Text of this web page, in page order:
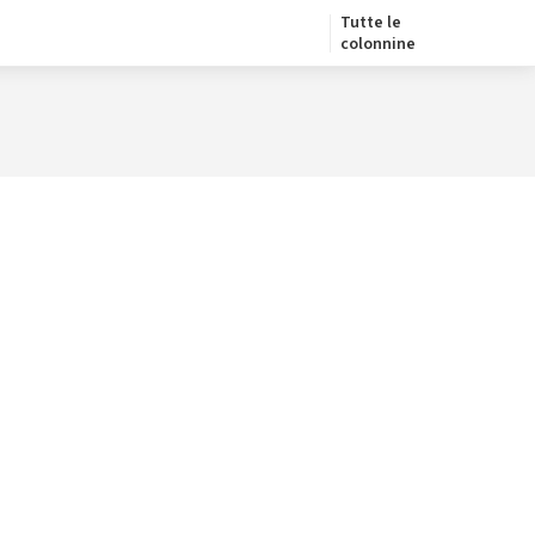
Tutte le
colonnine